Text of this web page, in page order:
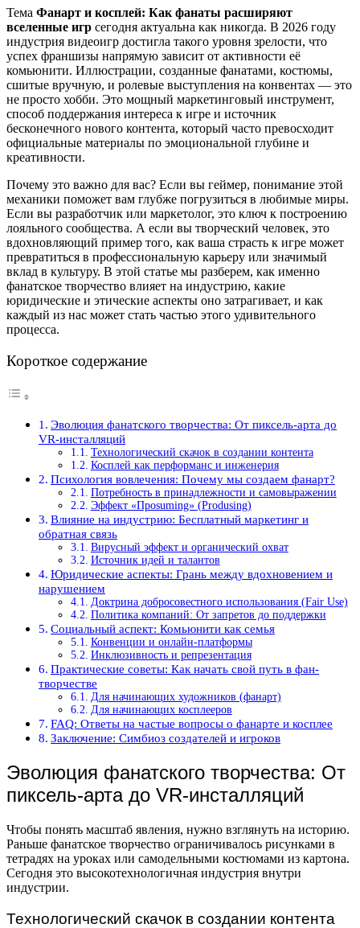
Тема Фанарт и косплей: Как фанаты расширяют
вселенные игр сегодня актуальна как никогда. В 2026 году
индустрия видеоигр достигла такого уровня зрелости, что
успех франшизы напрямую зависит от активности её
комьюнити. Иллюстрации, созданные фанатами, костюмы,
сшитые вручную, и ролевые выступления на конвентах — это
не просто хобби. Это мощный маркетинговый инструмент,
способ поддержания интереса к игре и источник
бесконечного нового контента, который часто превосходит
официальные материалы по эмоциональной глубине и
креативности.
Почему это важно для вас? Если вы геймер, понимание этой
механики поможет вам глубже погрузиться в любимые миры.
Если вы разработчик или маркетолог, это ключ к построению
лояльного сообщества. А если вы творческий человек, это
вдохновляющий пример того, как ваша страсть к игре может
превратиться в профессиональную карьеру или значимый
вклад в культуру. В этой статье мы разберем, как именно
фанатское творчество влияет на индустрию, какие
юридические и этические аспекты оно затрагивает, и как
каждый из нас может стать частью этого удивительного
процесса.
Короткое содержание
Эволюция фанатского творчества: От пиксель-арта до
VR-инсталляций
Технологический скачок в создании контента
Косплей как перформанс и инженерия
Психология вовлечения: Почему мы создаем фанарт?
Потребность в принадлежности и самовыражении
Эффект «Проsuming» (Produsing)
Влияние на индустрию: Бесплатный маркетинг и
обратная связь
Вирусный эффект и органический охват
Источник идей и талантов
Юридические аспекты: Грань между вдохновением и
нарушением
Доктрина добросовестного использования (Fair Use)
Политика компаний: От запретов до поддержки
Социальный аспект: Комьюнити как семья
Конвенции и онлайн-платформы
Инклюзивность и репрезентация
Практические советы: Как начать свой путь в фан-
творчестве
Для начинающих художников (фанарт)
Для начинающих косплееров
FAQ: Ответы на частые вопросы о фанарте и косплее
Заключение: Симбиоз создателей и игроков
Эволюция фанатского творчества: От
пиксель-арта до VR-инсталляций
Чтобы понять масштаб явления, нужно взглянуть на историю.
Раньше фанатское творчество ограничивалось рисунками в
тетрадях на уроках или самодельными костюмами из картона.
Сегодня это высокотехнологичная индустрия внутри
индустрии.
Технологический скачок в создании контента